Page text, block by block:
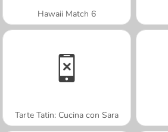
Hawaii Match 6
Tarte Tatin: Cucina con Sara